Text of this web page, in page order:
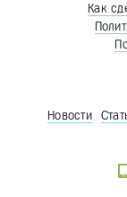
Как
Новости